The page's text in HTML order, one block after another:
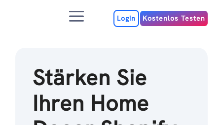
MenuLogin Kostenlos Testen
Stärken Sie
Ihren Home